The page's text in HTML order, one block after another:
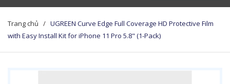
Trang chủ / UGREEN Curve Edge Full Coverage HD Protective Film
with Easy Install Kit for iPhone 11 Pro 5.8" (1-Pack)